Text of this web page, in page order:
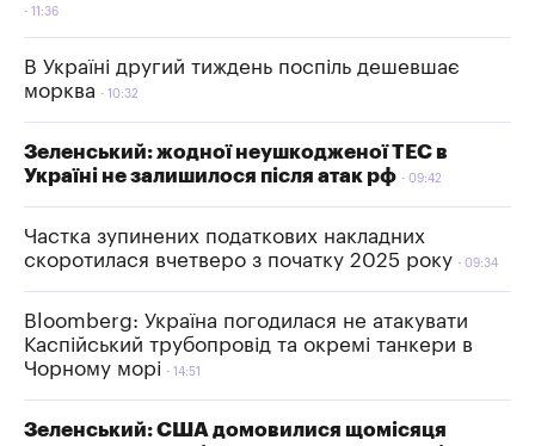
11:36
В Україні другий тиждень поспіль дешевшає
морква
10:32
Зеленський: жодної неушкодженої ТЕС в
Україні не залишилося після атак рф
09:42
Частка зупинених податкових накладних
скоротилася вчетверо з початку 2025 року
09:34
Bloomberg: Україна погодилася не атакувати
Каспійський трубопровід та окремі танкери в
Чорному морі
14:51
Зеленський: США домовилися щомісяця